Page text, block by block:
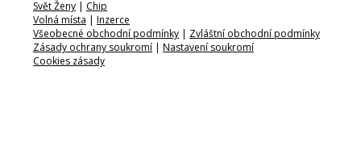
Svět Ženy | Chip
Volná místa | Inzerce
Všeobecné obchodní podmínky | Zvláštní obchodní podmínky
Zásady ochrany soukromí | Nastavení soukromí
Cookies zásady